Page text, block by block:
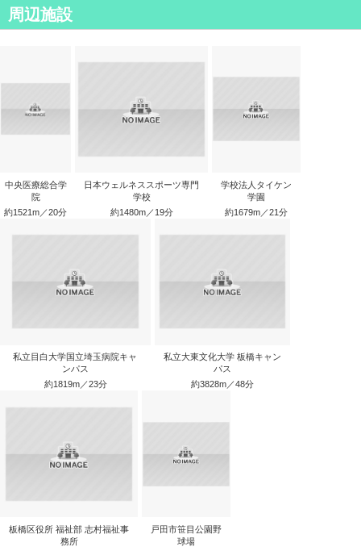
周辺施設
中央医療総合学
院
約1521m／20分
日本ウェルネススポーツ専門
学校
約1480m／19分
学校法人タイケン
学園
約1679m／21分
私立目白大学国立埼玉病院キャ
ンパス
約1819m／23分
私立大東文化大学 板橋キャン
パス
約3828m／48分
板橋区役所 福祉部 志村福祉事
務所
戸田市笹目公園野
球場